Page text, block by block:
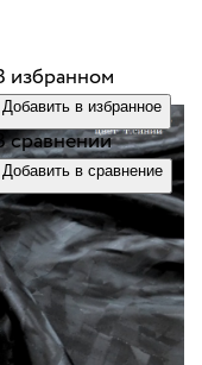
избранном
Добавить в избранное
сравнении
Добавить в сравнение